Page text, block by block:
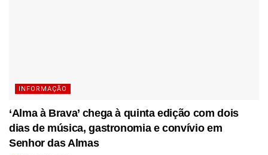
INFORMAÇÃO
‘Alma à Brava’ chega à quinta edição com dois
dias de música, gastronomia e convívio em
Senhor das Almas